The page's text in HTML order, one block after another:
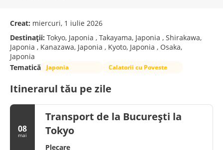
Creat: miercuri, 1 iulie 2026
Destinații: Tokyo, Japonia , Takayama, Japonia , Shirakawa,
Japonia , Kanazawa, Japonia , Kyoto, Japonia , Osaka,
Japonia
Tematică
Japonia Calatorii cu Poveste
Itinerarul tău pe zile
08
mai
Transport de la București la
Tokyo
Plecare